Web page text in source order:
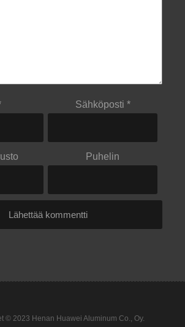
Sähköposti *
Puhelin
© 2023 Henan Huawei Aluminum Co., Oy.